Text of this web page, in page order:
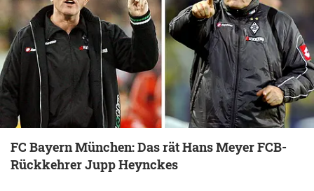
FC Bayern München: Das rät Hans Meyer FCB-
Rückkehrer Jupp Heynckes